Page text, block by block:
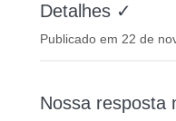
Detalhes ✓
Publicado em 22 de
Nossa resposta